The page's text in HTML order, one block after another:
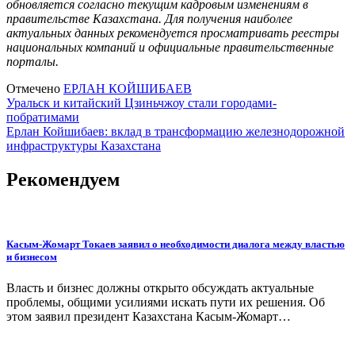
обновляется согласно текущим кадровым изменениям в
правительстве Казахстана. Для получения наиболее
актуальных данных рекомендуется просматривать реестры
национальных компаний и официальные правительственные
порталы.
Отмечено ЕРЛАН КОЙШИБАЕВ
Навигация
по
записям
Уральск и китайский Цзиньчжоу стали городами-
побратимами
Ерлан Койшибаев: вклад в трансформацию железнодорожной
инфраструктуры Казахстана
Рекомендуем
Касым-Жомарт Токаев заявил о необходимости диалога между властью
и бизнесом
Власть и бизнес должны открыто обсуждать актуальные
проблемы, общими усилиями искать пути их решения. Об
этом заявил президент Казахстана Касым-Жомарт…